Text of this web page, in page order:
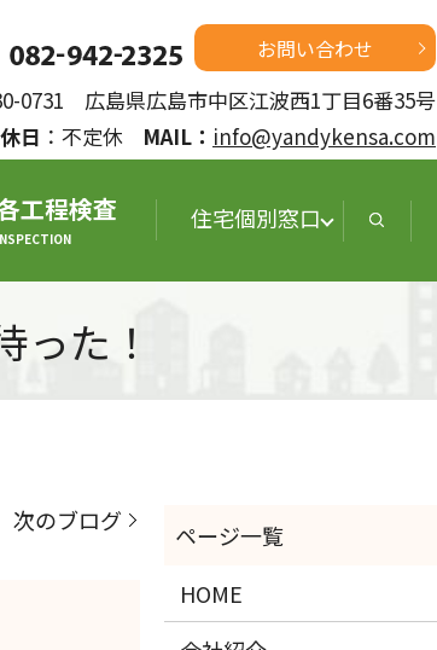
お問い合わせ
0731 広島県広島市中区江波西1丁目6番35号
日 ：不定休 MAIL： info@yandykensa.com
工程検査 住宅個別窓口
った！
次のブログ
HOME